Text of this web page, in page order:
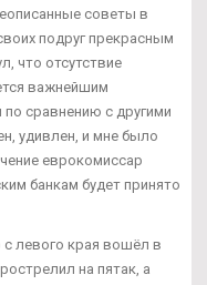
советы в
подруг прекрасным
что отсутствие
важнейшим
сравнению с другими
удивлен, и мне было
еврокомиссар
банкам будет принято
с левого края вошёл в
на пятак, а